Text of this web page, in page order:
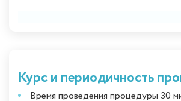
Курс и периодичность
Время проведения процедуры 30